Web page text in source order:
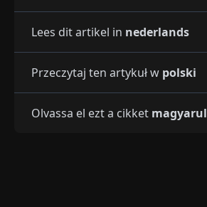
Lees dit artikel in nederlands
Przeczytaj ten artykuł w polski
Olvassa el ezt a cikket magyarul